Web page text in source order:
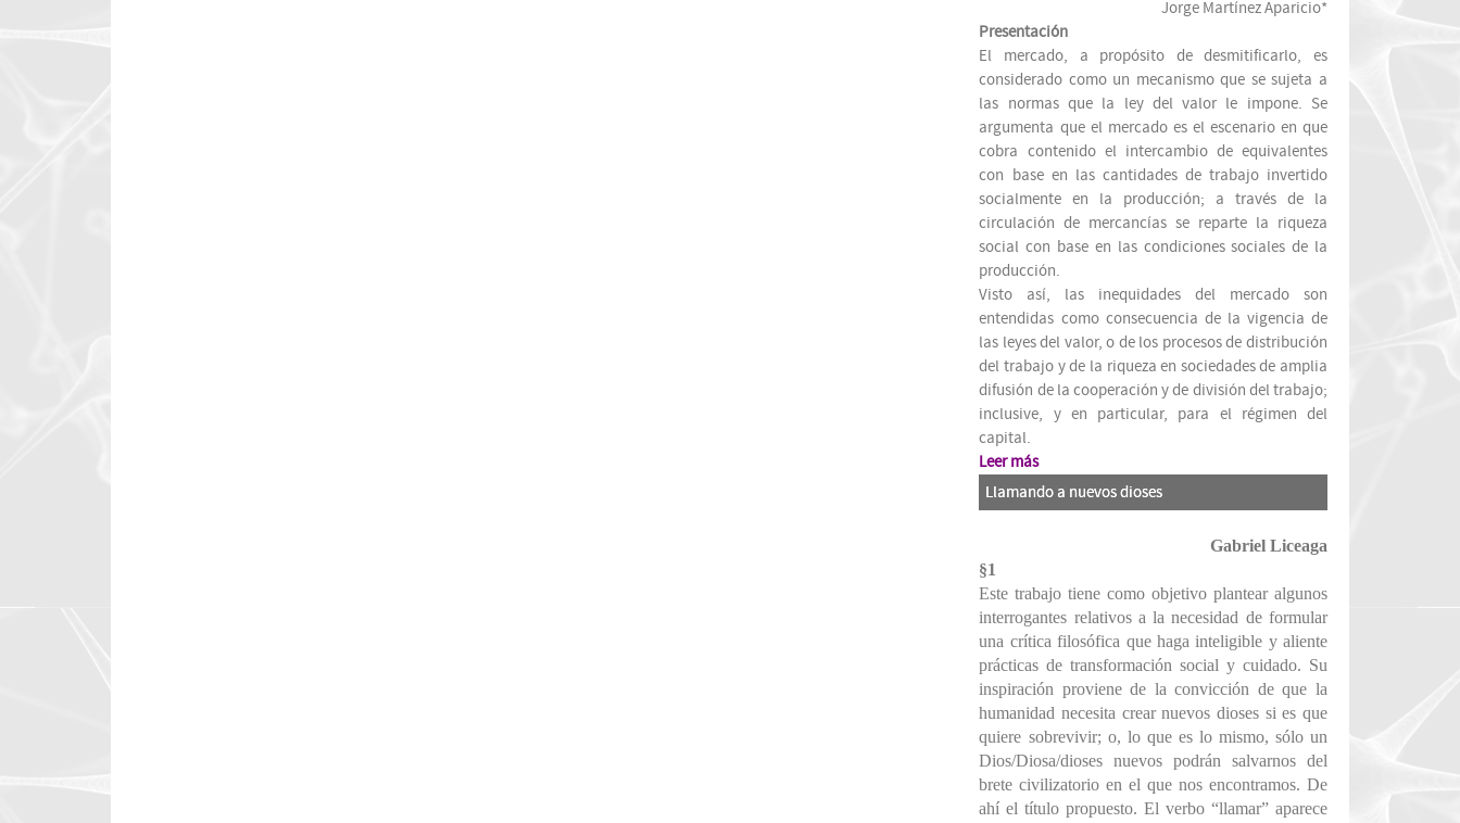
Jorge Martínez Aparicio*
Presentación
El mercado, a propósito de desmitificarlo, es
considerado como un mecanismo que se sujeta a
las normas que la ley del valor le impone. Se
argumenta que el mercado es el escenario en que
cobra contenido el intercambio de equivalentes
con base en las cantidades de trabajo invertido
socialmente en la producción; a través de la
circulación de mercancías se reparte la riqueza
social con base en las condiciones sociales de la
producción.
Visto así, las inequidades del mercado son
entendidas como consecuencia de la vigencia de
las leyes del valor, o de los procesos de distribución
del trabajo y de la riqueza en sociedades de amplia
difusión de la cooperación y de división del trabajo;
inclusive, y en particular, para el régimen del
capital.
Leer más
Llamando a nuevos dioses
Gabriel Liceaga
§1
Este trabajo tiene como objetivo plantear algunos
interrogantes relativos a la necesidad de formular
una crítica filosófica que haga inteligible y aliente
prácticas de transformación social y cuidado. Su
inspiración proviene de la convicción de que la
humanidad necesita crear nuevos dioses si es que
quiere sobrevivir; o, lo que es lo mismo, sólo un
Dios/Diosa/dioses nuevos podrán salvarnos del
brete civilizatorio en el que nos encontramos. De
ahí el título propuesto. El verbo “llamar” aparece